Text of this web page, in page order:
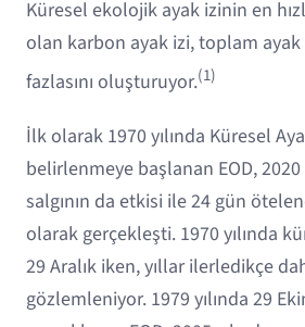
Küresel ekolojik ayak izinin en
olan karbon ayak izi, toplam ayak
fazlasını oluşturuyor.(1)
İlk olarak 1970 yılında Küresel
belirlenmeye başlanan EOD, 2020
salgının da etkisi ile 24 gün
olarak gerçekleşti. 1970 yılında
29 Aralık iken, yıllar ilerledikçe
gözlemleniyor. 1979 yılında 29